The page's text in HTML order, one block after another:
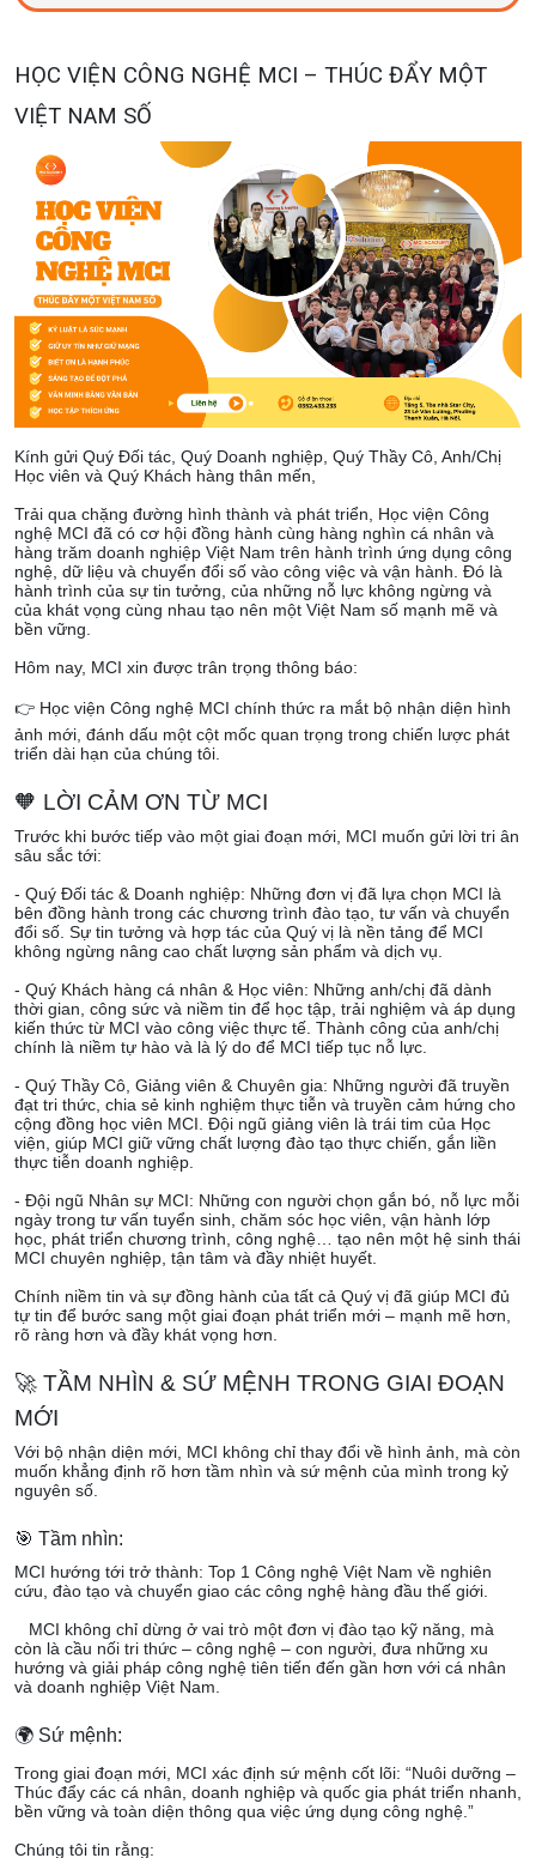
HỌC VIỆN CÔNG NGHỆ MCI – THÚC ĐẨY MỘT
VIỆT NAM SỐ
Kính gửi Quý Đối tác, Quý Doanh nghiệp, Quý Thầy Cô, Anh/Chị
Học viên và Quý Khách hàng thân mến,
Trải qua chặng đường hình thành và phát triển, Học viện Công
nghệ MCI đã có cơ hội đồng hành cùng hàng nghìn cá nhân và
hàng trăm doanh nghiệp Việt Nam trên hành trình ứng dụng công
nghệ, dữ liệu và chuyển đổi số vào công việc và vận hành. Đó là
hành trình của sự tin tưởng, của những nỗ lực không ngừng và
của khát vọng cùng nhau tạo nên một Việt Nam số mạnh mẽ và
bền vững.
Hôm nay, MCI xin được trân trọng thông báo:
👉 Học viện Công nghệ MCI chính thức ra mắt bộ nhận diện hình
ảnh mới, đánh dấu một cột mốc quan trọng trong chiến lược phát
triển dài hạn của chúng tôi.
🧡 LỜI CẢM ƠN TỪ MCI
Trước khi bước tiếp vào một giai đoạn mới, MCI muốn gửi lời tri ân
sâu sắc tới:
- Quý Đối tác & Doanh nghiệp: Những đơn vị đã lựa chọn MCI là
bên đồng hành trong các chương trình đào tạo, tư vấn và chuyển
đổi số. Sự tin tưởng và hợp tác của Quý vị là nền tảng để MCI
không ngừng nâng cao chất lượng sản phẩm và dịch vụ.
- Quý Khách hàng cá nhân & Học viên: Những anh/chị đã dành
thời gian, công sức và niềm tin để học tập, trải nghiệm và áp dụng
kiến thức từ MCI vào công việc thực tế. Thành công của anh/chị
chính là niềm tự hào và là lý do để MCI tiếp tục nỗ lực.
- Quý Thầy Cô, Giảng viên & Chuyên gia: Những người đã truyền
đạt tri thức, chia sẻ kinh nghiệm thực tiễn và truyền cảm hứng cho
cộng đồng học viên MCI. Đội ngũ giảng viên là trái tim của Học
viện, giúp MCI giữ vững chất lượng đào tạo thực chiến, gắn liền
thực tiễn doanh nghiệp.
- Đội ngũ Nhân sự MCI: Những con người chọn gắn bó, nỗ lực mỗi
ngày trong tư vấn tuyển sinh, chăm sóc học viên, vận hành lớp
học, phát triển chương trình, công nghệ… tạo nên một hệ sinh thái
MCI chuyên nghiệp, tận tâm và đầy nhiệt huyết.
Chính niềm tin và sự đồng hành của tất cả Quý vị đã giúp MCI đủ
tự tin để bước sang một giai đoạn phát triển mới – mạnh mẽ hơn,
rõ ràng hơn và đầy khát vọng hơn.
🚀 TẦM NHÌN & SỨ MỆNH TRONG GIAI ĐOẠN
MỚI
Với bộ nhận diện mới, MCI không chỉ thay đổi về hình ảnh, mà còn
muốn khẳng định rõ hơn tầm nhìn và sứ mệnh của mình trong kỷ
nguyên số.
🎯 Tầm nhìn:
MCI hướng tới trở thành: Top 1 Công nghệ Việt Nam về nghiên
cứu, đào tạo và chuyển giao các công nghệ hàng đầu thế giới.
MCI không chỉ dừng ở vai trò một đơn vị đào tạo kỹ năng, mà
còn là cầu nối tri thức – công nghệ – con người, đưa những xu
hướng và giải pháp công nghệ tiên tiến đến gần hơn với cá nhân
và doanh nghiệp Việt Nam.
🌍 Sứ mệnh:
Trong giai đoạn mới, MCI xác định sứ mệnh cốt lõi: “Nuôi dưỡng –
Thúc đẩy các cá nhân, doanh nghiệp và quốc gia phát triển nhanh,
bền vững và toàn diện thông qua việc ứng dụng công nghệ.”
Chúng tôi tin rằng: